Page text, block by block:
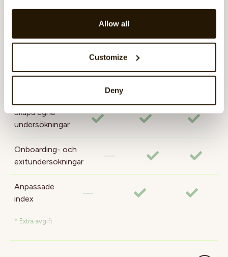
Allow all
Customize
Deny
*
Språklig
Skapa egna
Skapa egna
undersökningar
Onboarding- och
exitundersökningar
—
Anpassade
index
—
* Extra avgift